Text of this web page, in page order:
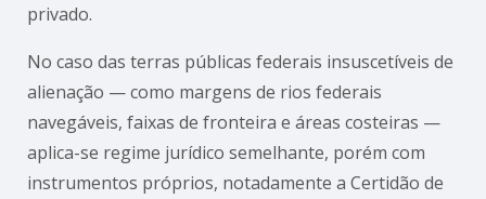
privado.
No caso das terras públicas federais insuscetíveis de
alienação — como margens de rios federais
navegáveis, faixas de fronteira e áreas costeiras —
aplica-se regime jurídico semelhante, porém com
instrumentos próprios, notadamente a Certidão de